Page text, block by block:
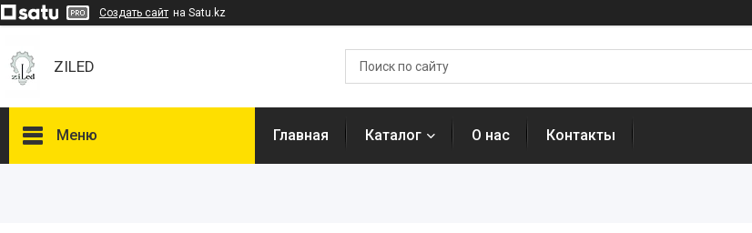
Создать сайт на Satu.kz
ZILED
Меню Главная Каталог О нас Контакты